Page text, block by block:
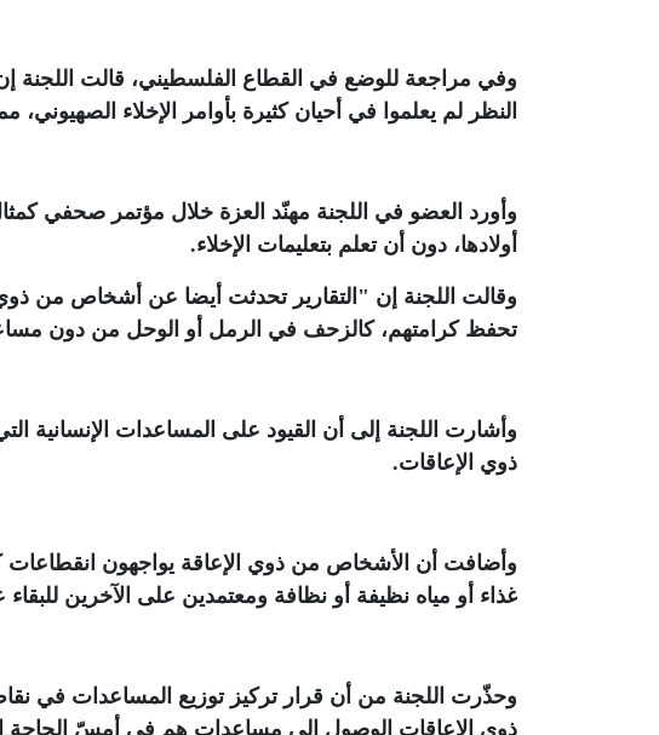
وفي مراجعة للوضع في القطاع الفلسطيني، قالت
النظر لم يعلموا في أحيان كثيرة بأوامر الإخلاء
وأورد العضو في اللجنة مهنّد العزة خلال مؤتمر صحفي
أولادها، دون أن تعلم بتعليمات الإخلاء.
وقالت اللجنة إن "التقارير تحدثت أيضا عن أشخاص من
تحفظ كرامتهم، كالزحف في الرمل أو الوحل من دون
وأشارت اللجنة إلى أن القيود على المساعدات
ذوي الإعاقات.
وأضافت أن الأشخاص من ذوي الإعاقة يواجهون انقطاعات
غذاء أو مياه نظيفة أو نظافة ومعتمدين على الآخرين للبقاء
وحذّرت اللجنة من أن قرار تركيز توزيع المساعدات في
ذوي الإعاقات الوصول إلى مساعدات هم في أمسّ الحاجة